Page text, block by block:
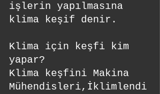
işlerin yapılmasına
klima keşif denir.
Klima için keşfi kim
yapar?
Klima keşfini Makina
Mühendisleri,İklimlendi